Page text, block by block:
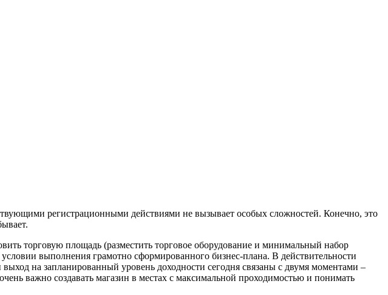
регистрационными действиями не вызывает особых сложностей. Конечно, это
торговую площадь (разместить торговое оборудование и минимальный набор
выполнения грамотно сформированного бизнес-плана. В действительности
на запланированный уровень доходности сегодня связаны с двумя моментами –
важно создавать магазин в местах с максимальной проходимостью и понимать